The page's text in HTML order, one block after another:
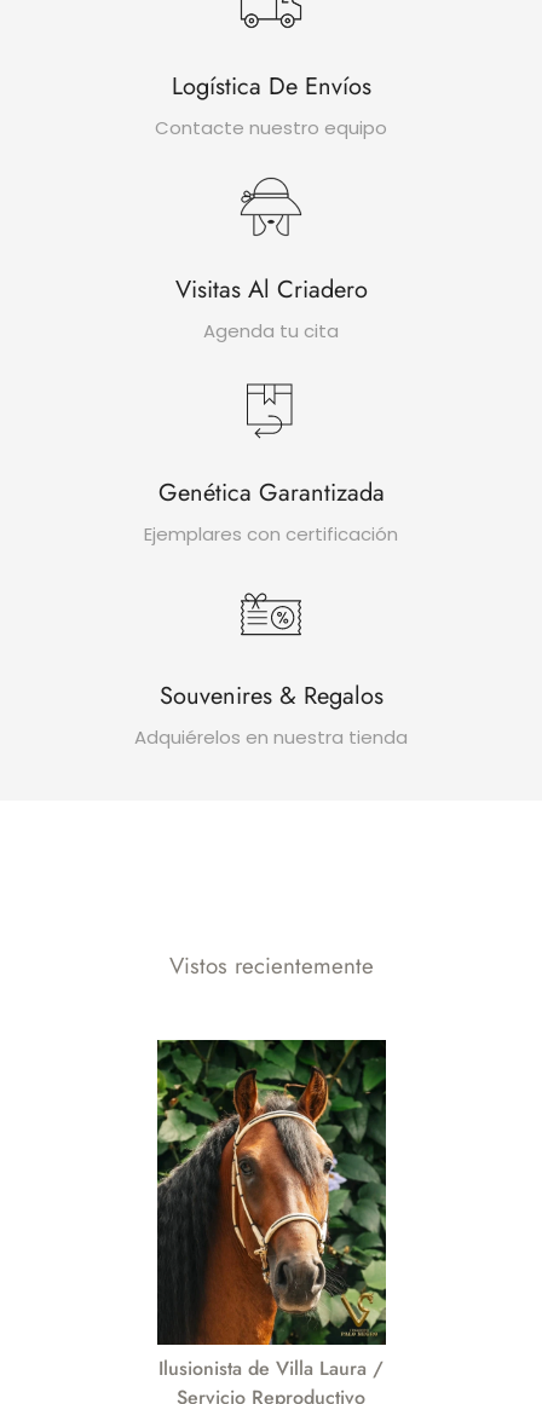
Logística De Envíos
Contacte nuestro equipo
Visitas Al Criadero
Agenda tu cita
Genética Garantizada
Ejemplares con certificación
Souvenires & Regalos
Adquiérelos en nuestra tienda
Vistos recientemente
Ilusionista de Villa Laura /
Servicio Reproductivo